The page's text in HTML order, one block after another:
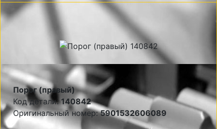
Порог (правый)
Код детали: 140842
Оригинальный номер:5901532606089